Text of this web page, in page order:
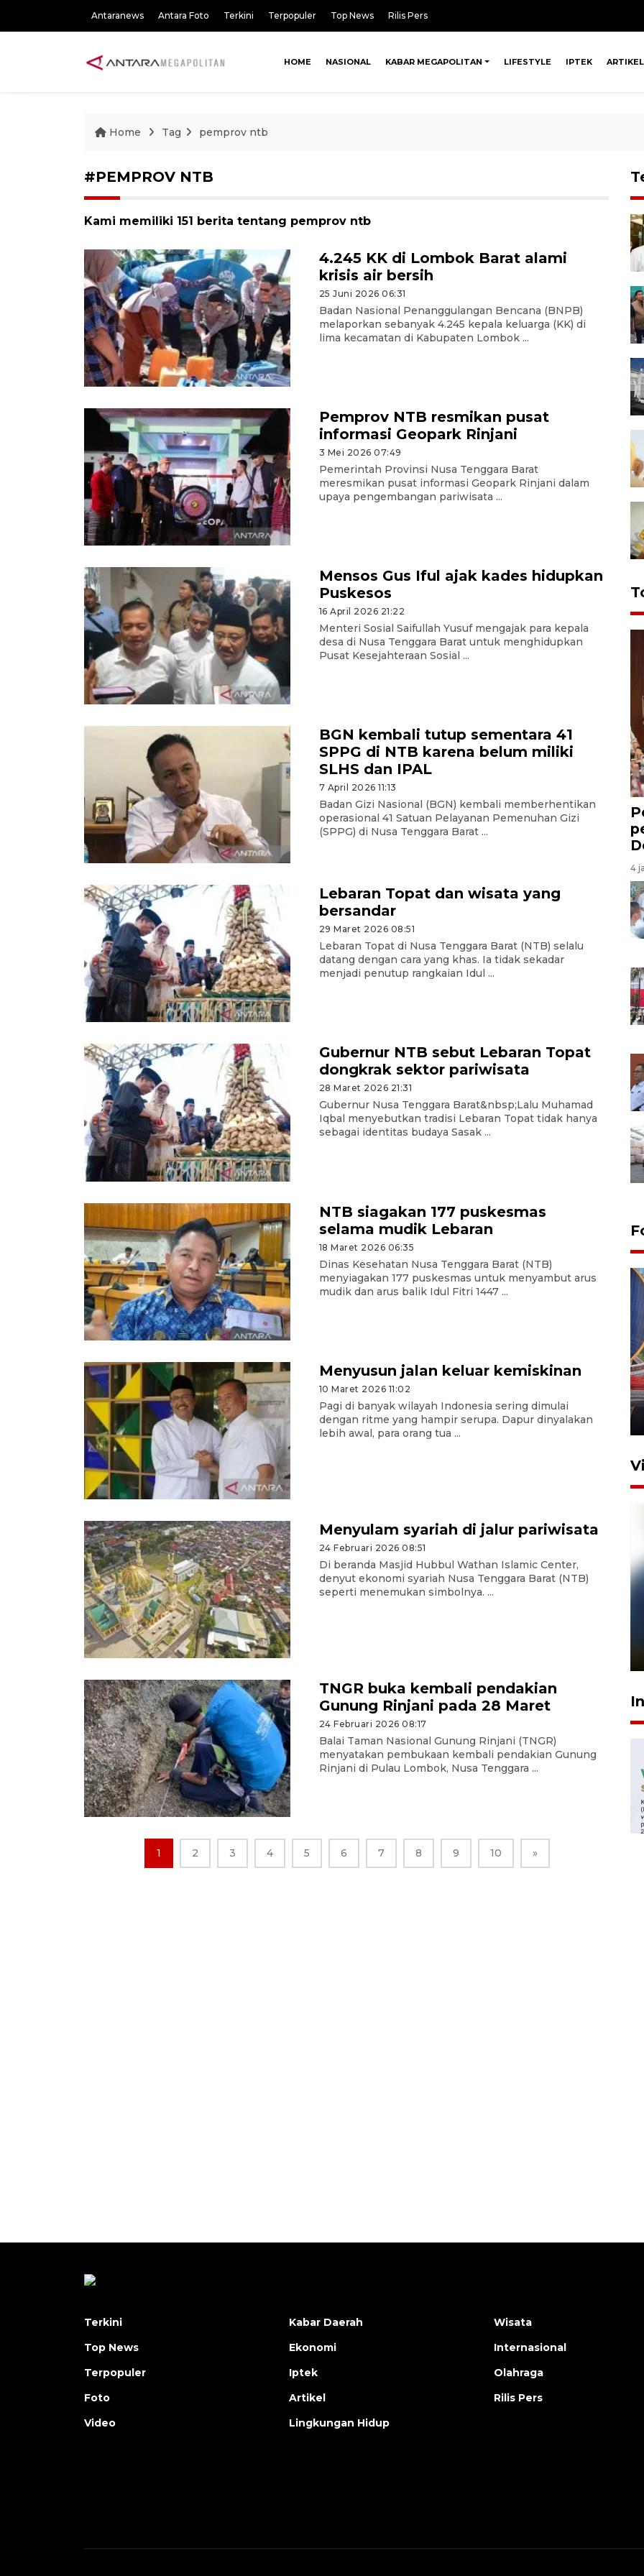
Antaranews Antara Foto Terkini Terpopuler Top News Rilis Pers
HOME NASIONAL KABAR MEGAPOLITAN LIFESTYLE IPTEK ARTIKEL
Home Tag pemprov ntb
#PEMPROV NTB
Kami memiliki 151 berita tentang pemprov ntb
4.245 KK di Lombok Barat alami
krisis air bersih
25 Juni 2026 06:31
Badan Nasional Penanggulangan Bencana (BNPB)
melaporkan sebanyak 4.245 kepala keluarga (KK) di
lima kecamatan di Kabupaten Lombok ...
Pemprov NTB resmikan pusat
informasi Geopark Rinjani
3 Mei 2026 07:49
Pemerintah Provinsi Nusa Tenggara Barat
meresmikan pusat informasi Geopark Rinjani dalam
upaya pengembangan pariwisata ...
Mensos Gus Iful ajak kades hidupkan
Puskesos
16 April 2026 21:22
Menteri Sosial Saifullah Yusuf mengajak para kepala
desa di Nusa Tenggara Barat untuk menghidupkan
Pusat Kesejahteraan Sosial ...
BGN kembali tutup sementara 41
SPPG di NTB karena belum miliki
SLHS dan IPAL
7 April 2026 11:13
Badan Gizi Nasional (BGN) kembali memberhentikan
operasional 41 Satuan Pelayanan Pemenuhan Gizi
(SPPG) di Nusa Tenggara Barat ...
Lebaran Topat dan wisata yang
bersandar
29 Maret 2026 08:51
Lebaran Topat di Nusa Tenggara Barat (NTB) selalu
datang dengan cara yang khas. Ia tidak sekadar
menjadi penutup rangkaian Idul ...
Gubernur NTB sebut Lebaran Topat
dongkrak sektor pariwisata
28 Maret 2026 21:31
Gubernur Nusa Tenggara Barat&nbsp;Lalu Muhamad
Iqbal menyebutkan tradisi Lebaran Topat tidak hanya
sebagai identitas budaya Sasak ...
NTB siagakan 177 puskesmas
selama mudik Lebaran
18 Maret 2026 06:35
Dinas Kesehatan Nusa Tenggara Barat (NTB)
menyiagakan 177 puskesmas untuk menyambut arus
mudik dan arus balik Idul Fitri 1447 ...
Menyusun jalan keluar kemiskinan
10 Maret 2026 11:02
Pagi di banyak wilayah Indonesia sering dimulai
dengan ritme yang hampir serupa. Dapur dinyalakan
lebih awal, para orang tua ...
Menyulam syariah di jalur pariwisata
24 Februari 2026 08:51
Di beranda Masjid Hubbul Wathan Islamic Center,
denyut ekonomi syariah Nusa Tenggara Barat (NTB)
seperti menemukan simbolnya. ...
TNGR buka kembali pendakian
Gunung Rinjani pada 28 Maret
24 Februari 2026 08:17
Balai Taman Nasional Gunung Rinjani (TNGR)
menyatakan pembukaan kembali pendakian Gunung
Rinjani di Pulau Lombok, Nusa Tenggara ...
1 2 3 4 5 6 7 8 9 10 »
4
Komisi V DPR tinjau
perlintasan sebidang di
Stasiun Bogor
12 Juni 2026 18:49
Terkini
Top News
Terpopuler
Foto
Video
Kabar Daerah
Ekonomi
Iptek
Artikel
Lingkungan Hidup
Wisata
Internasional
Olahraga
Rilis Pers